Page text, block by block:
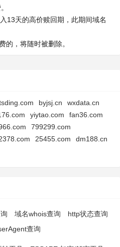
13天的高价赎回期，此期间域名
的，将随时被删除。
byjsj.cn
wxdata.cn
yiytao.com
fan36.com
799299.com
25455.com
dm188.cn
域名whois查询
http状态查询
查询